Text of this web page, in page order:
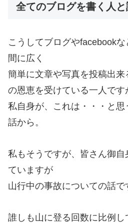
全てのブログを書く人
こうしてブログやfacebook
間に広く
簡単に文章や写真を投稿出
の恩恵を受けている一人です
私自身が、これは・・・と
話から。
私もそうですが、皆さん御
ていますが
山行中の事故についての話で
誰しも山に登る回数に比例